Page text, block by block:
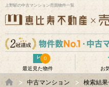
上野駅の中古マンション売買物件一覧
最近見た物件
0
お
中古マンション 検索結